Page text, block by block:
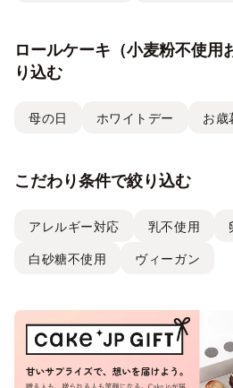
ロールケーキ（小麦粉不使用
り込む
母の日 ホワイトデー お歳
こだわり条件で絞り込む
アレルギー対応 乳不使用
白砂糖不使用 ヴィーガン